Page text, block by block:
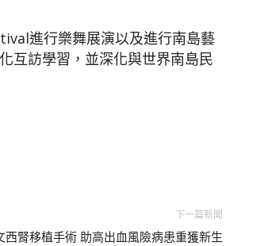
進行樂舞展演以及進行南島藝
互訪學習，並深化與世界南島民
下一篇新聞
西腎移植手術 助高出血風險病患重獲新生